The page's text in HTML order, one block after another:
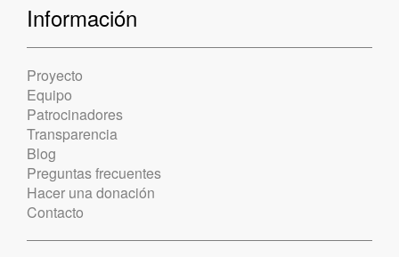
Información
Proyecto
Equipo
Patrocinadores
Transparencia
Blog
Preguntas frecuentes
Hacer una donación
Contacto